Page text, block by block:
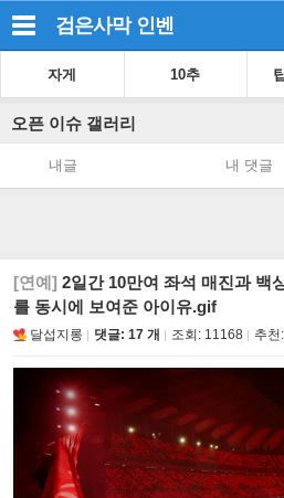
검은사막 인벤
자게 10추
오픈 이슈 갤러리
내글 내 댓글
[연예] 2일간 10만여 좌석 매진과 백
를 동시에 보여준 아이유.gif
달섭지롱 댓글: 17 개 조회: 11168 추천: